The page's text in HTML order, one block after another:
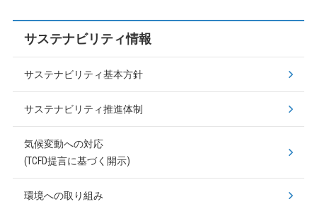
サステナビリティ情報
サステナビリティ基本方針
サステナビリティ推進体制
気候変動への対応
(TCFD提言に基づく開示)
環境への取り組み